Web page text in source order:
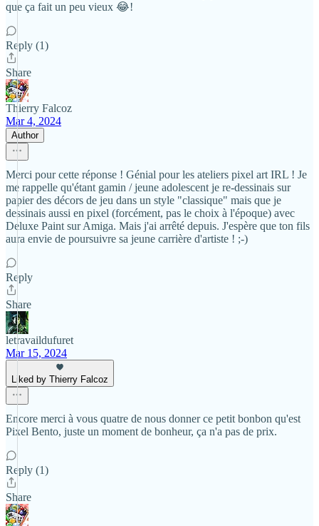
que ça fait un peu vieux 😂!
Reply (1)
Share
Thierry Falcoz
Mar 4, 2024
Author
Merci pour cette réponse ! Génial pour les ateliers pixel art IRL ! Je
me rappelle qu'étant gamin / jeune adolescent je re-dessinais sur
papier des décors de jeu dans un style "classique" mais que je
dessinais aussi en pixel (forcément, pas le choix à l'époque) avec
Deluxe Paint sur Amiga. Mais j'ai arrêté depuis. J'espère que ton fils
aura envie de poursuivre sa jeune carrière d'artiste ! ;-)
Reply
Share
letravaildufuret
Mar 15, 2024
Liked by Thierry Falcoz
Encore merci à vous quatre de nous donner ce petit bonbon qu'est
Pixel Bento, juste un moment de bonheur, ça n'a pas de prix.
Reply (1)
Share